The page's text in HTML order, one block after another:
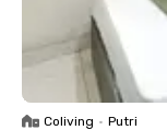
Coliving • Putri